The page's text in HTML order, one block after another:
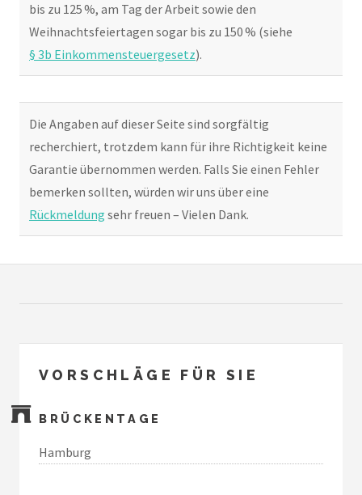
bis zu 125 %, am Tag der Arbeit sowie den
Weihnachtsfeiertagen sogar bis zu 150 % (siehe
§ 3b Einkommensteuergesetz).
Die Angaben auf dieser Seite sind sorgfältig
recherchiert, trotzdem kann für ihre Richtigkeit keine
Garantie übernommen werden. Falls Sie einen Fehler
bemerken sollten, würden wir uns über eine
Rückmeldung sehr freuen – Vielen Dank.
VORSCHLÄGE FÜR SIE
BRÜCKENTAGE
Hamburg